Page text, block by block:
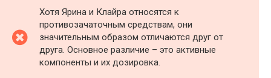
Хотя Ярина и Клайра относятся к
противозачаточным средствам, они
значительным образом отличаются друг от
друга. Основное различие – это активные
компоненты и их дозировка.